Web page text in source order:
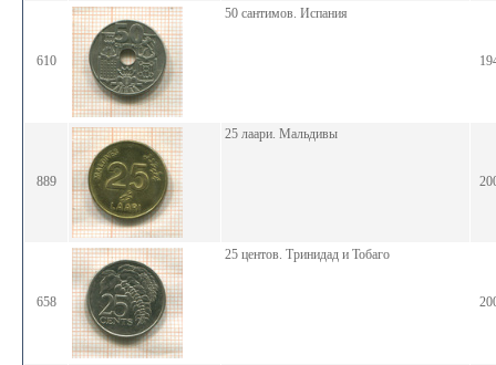
610
50 сантимов. Испания
889
25 лаари. Мальдивы
658
25 центов. Тринидад и Тобаго